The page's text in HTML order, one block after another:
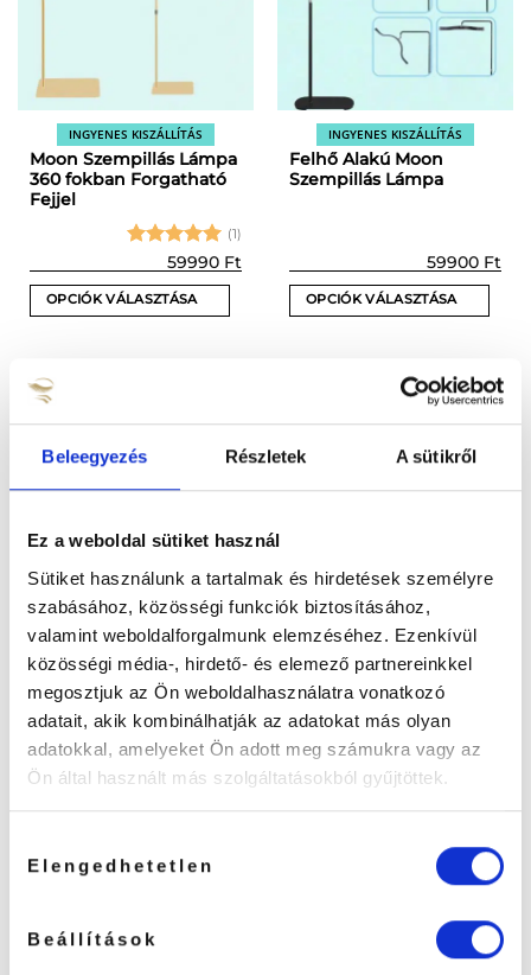
Beleegyezés Részletek A sütikről
Ez a weboldal sütiket használ
Sütiket használunk a tartalmak és hirdetések személyre
szabásához, közösségi funkciók biztosításához,
valamint weboldalforgalmunk elemzéséhez. Ezenkívül
közösségi média-, hirdető- és elemező partnereinkkel
megosztjuk az Ön weboldalhasználatra vonatkozó
adatait, akik kombinálhatják az adatokat más olyan
adatokkal, amelyeket Ön adott meg számukra vagy az
Ön által használt más szolgáltatásokból gyűjtöttek.
kiválasztása
Elengedhetetlen
Beállítások
termékoldalon
INGYENES KISZÁLLÍTÁS
Moon Szempillás Lámpa
360 fokban Forgatható
Fejjel
Értékelés:
5/ 5
(1)
59990 Ft
OPCIÓK VÁLASZTÁSA
terméknek
több
variációja
van.
termékoldalon
választhatók
ki
INGYENES KISZÁLLÍTÁS
Felhő Alakú Moon
Szempillás Lámpa
59900 Ft
OPCIÓK VÁLASZTÁSA
variációja
van.
választhatók
ki
Moon Szempillás Lámpa
Strassz-köves Díszítéssel
Értékelés:
/ 5
(1)
59990Ft
OPCIÓK VÁLASZTÁSA
Ennek
terméknek
van.
Felhő Alakú Moon
Strasszköves Szempillás
Lámpa
Értékelés:
5 / 5
64990
OPCIÓK VÁLASZTÁSA
Ennek